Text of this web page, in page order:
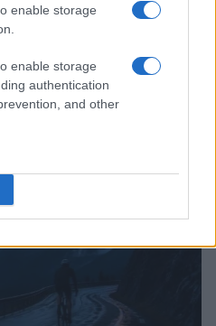
enable storage
enable storage
authentication
and other
giorni migliori e